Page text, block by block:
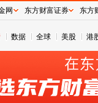
数据 全球 美股 港
网 东方财富证券 东方